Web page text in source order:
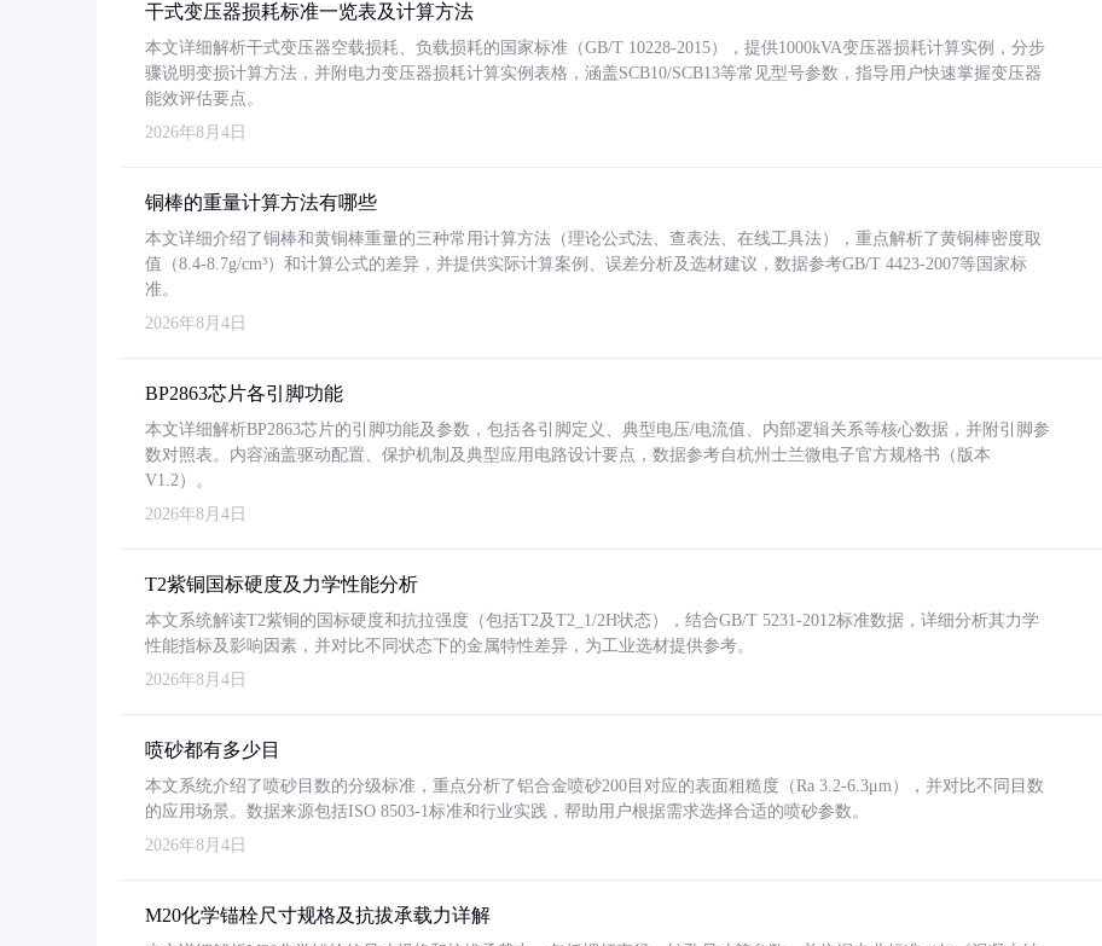
干式变压器损耗标准一览表及计算方法
本文详细解析干式变压器空载损耗、负载损耗的国家标准（GB/T 10228-2015），提供1000kVA变压器损耗计算实例，分步
骤说明变损计算方法，并附电力变压器损耗计算实例表格，涵盖SCB10/SCB13等常见型号参数，指导用户快速掌握变压器
能效评估要点。
2026年8月4日
铜棒的重量计算方法有哪些
本文详细介绍了铜棒和黄铜棒重量的三种常用计算方法（理论公式法、查表法、在线工具法），重点解析了黄铜棒密度取
值（8.4-8.7g/cm³）和计算公式的差异，并提供实际计算案例、误差分析及选材建议，数据参考GB/T 4423-2007等国家标
准。
2026年8月4日
BP2863芯片各引脚功能
本文详细解析BP2863芯片的引脚功能及参数，包括各引脚定义、典型电压/电流值、内部逻辑关系等核心数据，并附引脚参
数对照表。内容涵盖驱动配置、保护机制及典型应用电路设计要点，数据参考自杭州士兰微电子官方规格书（版本
V1.2）。
2026年8月4日
T2紫铜国标硬度及力学性能分析
本文系统解读T2紫铜的国标硬度和抗拉强度（包括T2及T2_1/2H状态），结合GB/T 5231-2012标准数据，详细分析其力学
性能指标及影响因素，并对比不同状态下的金属特性差异，为工业选材提供参考。
2026年8月4日
喷砂都有多少目
本文系统介绍了喷砂目数的分级标准，重点分析了铝合金喷砂200目对应的表面粗糙度（Ra 3.2-6.3μm），并对比不同目数
的应用场景。数据来源包括ISO 8503-1标准和行业实践，帮助用户根据需求选择合适的喷砂参数。
2026年8月4日
M20化学锚栓尺寸规格及抗拔承载力详解